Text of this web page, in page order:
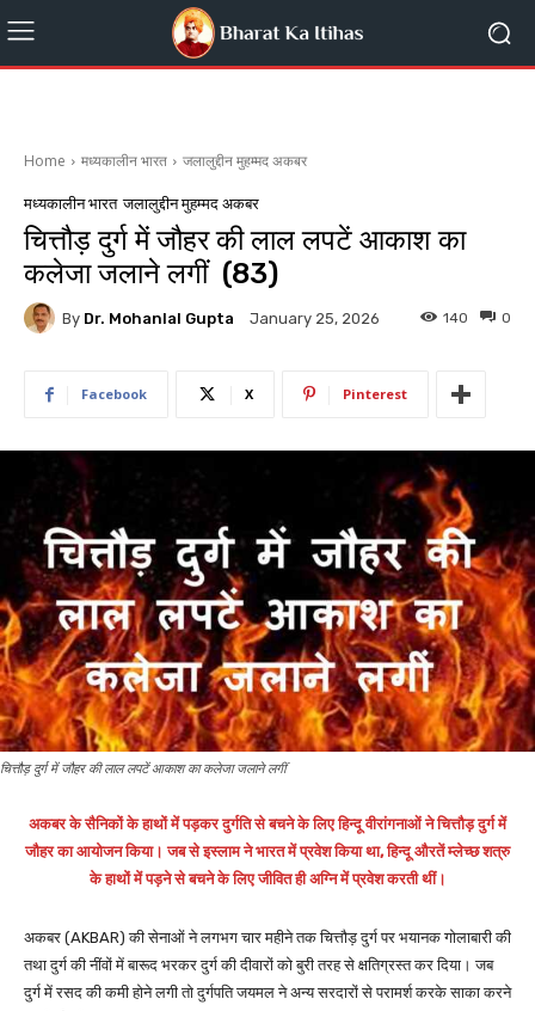
Home मध्यकालीन भारत जलालुद्दीन मुहम्मद अकबर
मध्यकालीन भारत जलालुद्दीन मुहम्मद अकबर
चित्तौड़ दुर्ग में जौहर की लाल लपटें आकाश का
कलेजा जलाने लगीं (83)
By Dr. Mohanlal Gupta January 25, 2026 0
140
Facebook X Pinterest
चित्तौड़ दुर्ग में जौहर की लाल लपटें आकाश का कलेजा जलाने लगीं
अकबर के सैनिकों के हाथों में पड़कर दुर्गति से बचने के लिए हिन्दू वीरांगनाओं ने चित्तौड़ दुर्ग में
जौहर का आयोजन किया। जब से इस्लाम ने भारत में प्रवेश किया था, हिन्दू औरतें म्लेच्छ शत्रु
के हाथों में पड़ने से बचने के लिए जीवित ही अग्नि में प्रवेश करती थीं।
अकबर (AKBAR) की सेनाओं ने लगभग चार महीने तक चित्तौड़ दुर्ग पर भयानक गोलाबारी की
तथा दुर्ग की नींवों में बारूद भरकर दुर्ग की दीवारों को बुरी तरह से क्षतिग्रस्त कर दिया। जब
दुर्ग में रसद की कमी होने लगी तो दुर्गपति जयमल ने अन्य सरदारों से परामर्श करके साका करने